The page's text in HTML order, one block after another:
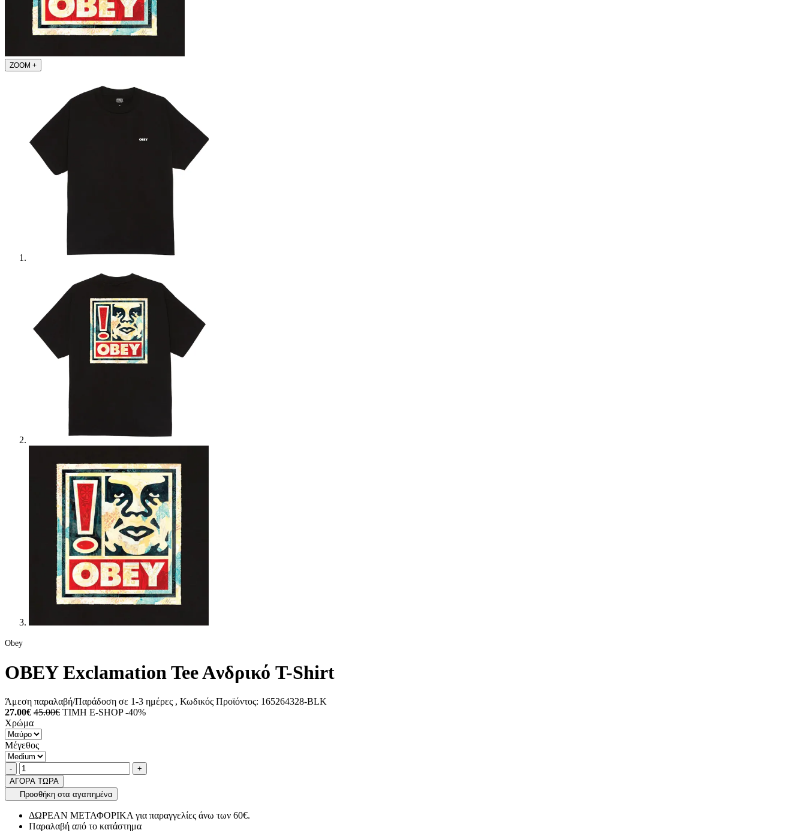
ZOOM +
Obey
OBEY Exclamation Tee Aνδρικό T-Shirt
Άμεση παραλαβή/Παράδοση σε 1-3 ημέρες , Κωδικός Προϊόντος: 165264328-BLK
27.00€ 45.00€ ΤΙΜΗ E-SHOP -40%
Χρώμα
Μέγεθος
Ποσότητα
-product.increase.quantity +
ΑΓΟΡΑ ΤΩΡΑ
Προσθήκη στα αγαπημένα
ΔΩΡΕΑΝ ΜΕΤΑΦΟΡΙΚΑ για παραγγελίες άνω των 60€.
Παραλαβή από το κατάστημα